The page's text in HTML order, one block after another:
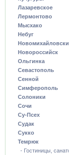
Лазаревское
Лермонтово
Мысхако
Небуг
Новороссийск
Ольгинка
Севастополь
Сенной
Симферополь
Солоники
Сочи
Су-Псех
Судак
Сукко
Темрюк
- Гостиницы,